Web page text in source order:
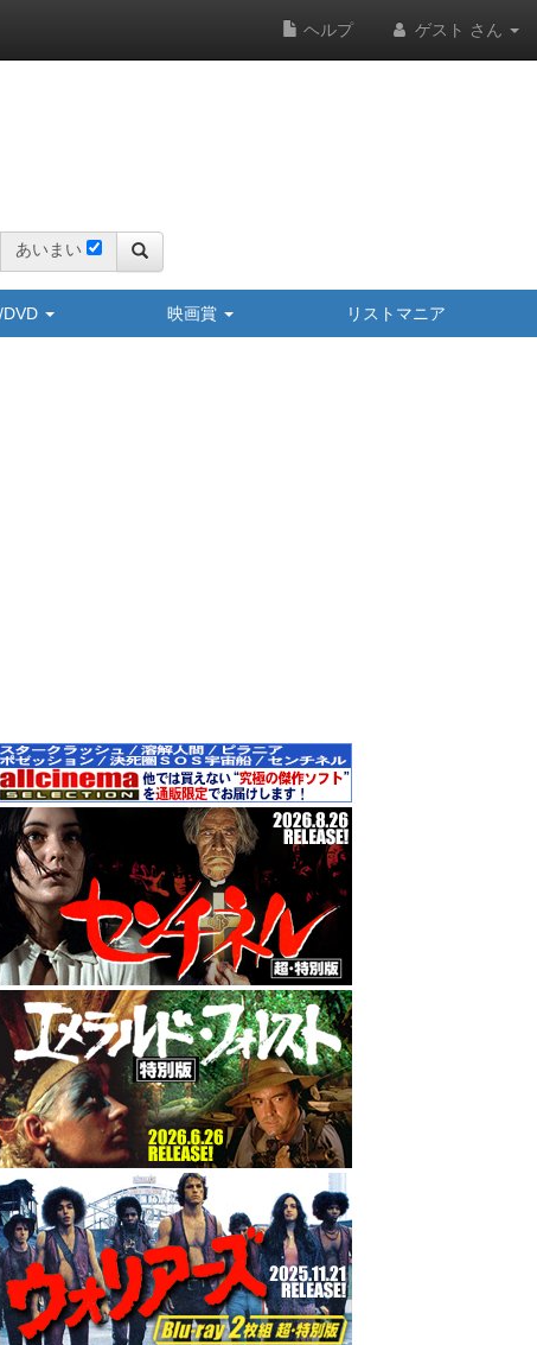
ヘルプ ゲスト さん
あいまい
映画賞 リストマニア